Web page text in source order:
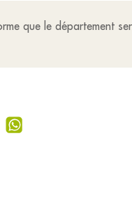
que le département